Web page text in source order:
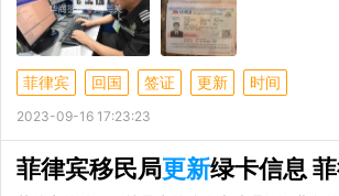
菲律宾 回国 签证 更新 时间
2023-09-16 17:23:23
菲律宾移民局更新绿卡信息 菲律